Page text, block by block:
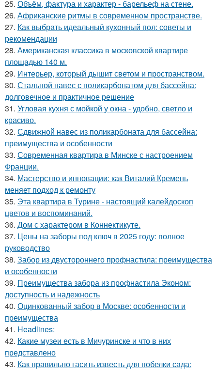
25. Объём, фактура и характер - барельеф на стене.
26. Африканские ритмы в современном пространстве.
27. Как выбрать идеальный кухонный пол: советы и
рекомендации
28. Американская классика в московской квартире
площадью 140 м.
29. Интерьер, который дышит светом и пространством.
30. Стальной навес с поликарбонатом для бассейна:
долговечное и практичное решение
31. Угловая кухня с мойкой у окна - удобно, светло и
красиво.
32. Сдвижной навес из поликарбоната для бассейна:
преимущества и особенности
33. Современная квартира в Минске с настроением
Франции.
34. Мастерство и инновации: как Виталий Кремень
меняет подход к ремонту
35. Эта квартира в Турине - настоящий калейдоскоп
цветов и воспоминаний.
36. Дом с характером в Коннектикуте.
37. Цены на заборы под ключ в 2025 году: полное
руководство
38. Забор из двустороннего профнастила: преимущества
и особенности
39. Преимущества забора из профнастила Эконом:
доступность и надежность
40. Оцинкованный забор в Москве: особенности и
преимущества
41. Headlines:
42. Какие музеи есть в Мичуринске и что в них
представлено
43. Как правильно гасить известь для побелки сада: